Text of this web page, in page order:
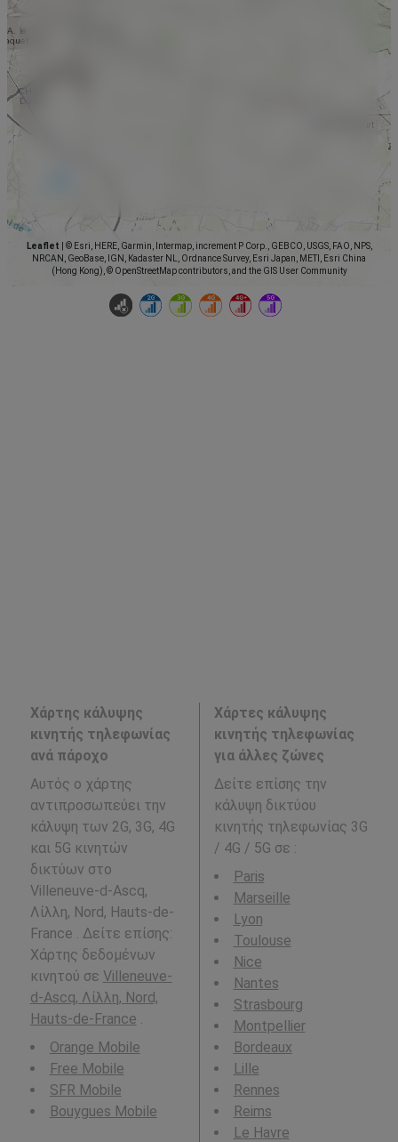
Leaflet
© Esri, HERE, Garmin, Intermap, increment P Corp., GEBCO, USGS, FAO, NPS,
NRCAN, GeoBase, IGN, Kadaster NL, Ordnance Survey, Esri Japan, METI, Esri China
(Hong Kong), © OpenStreetMap contributors, and the GIS User Community
Χάρτης κάλυψης
κινητής τηλεφωνίας
ανά πάροχο
Αυτός ο χάρτης
αντιπροσωπεύει την
κάλυψη των 2G, 3G, 4G
και 5G κινητών
δικτύων στο
Villeneuve-d-Ascq,
Λίλλη, Nord, Hauts-de-
France . Δείτε επίσης:
Χάρτης δεδομένων
κινητού σε Villeneuve-
d-Ascq, Λίλλη, Nord,
Hauts-de-France
Orange Mobile
Free Mobile
SFR Mobile
Bouygues Mobile
Χάρτες κάλυψης
κινητής τηλεφωνίας
για άλλες ζώνες
Δείτε επίσης την
κάλυψη δικτύου
κινητής τηλεφωνίας 3G
/ 4G / 5G σε :
Paris
Marseille
Lyon
Toulouse
Nice
Nantes
Strasbourg
Montpellier
Bordeaux
Lille
Rennes
Reims
Le Havre